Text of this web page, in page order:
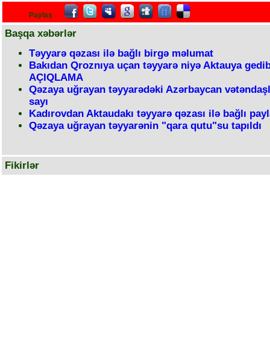
Paylaş
Başqa xəbərlər
Təyyarə qəzası ilə bağlı birgə məlumat
Bakıdan Qroznıya uçan təyyarə niyə Aktauya
AÇIQLAMA
Qəzaya uğrayan təyyarədəki Azərbaycan
sayı
Kadırovdan Aktaudakı təyyarə qəzası ilə bağlı
Qəzaya uğrayan təyyarənin "qara qutu"su tapıldı
Fikirlər